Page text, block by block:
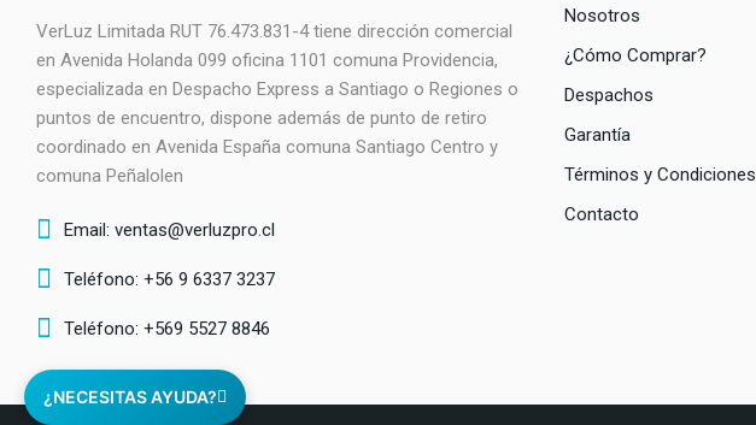
VerLuz Limitada RUT 76.473.831-4 tiene dirección comercial
en Avenida Holanda 099 oficina 1101 comuna Providencia,
especializada en Despacho Express a Santiago o Regiones o
puntos de encuentro, dispone además de punto de retiro
coordinado en Avenida España comuna Santiago Centro y
comuna Peñalolen
Email: ventas@verluzpro.cl
Teléfono: +56 9 6337 3237
Teléfono: +569 5527 8846
Nosotros
¿Cómo Comprar?
Despachos
Garantía
Términos y Condiciones
Contacto
¿NECESITAS AYUDA?